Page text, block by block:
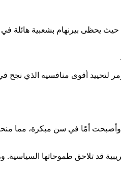
يحظى بيرنهام بشعبية هائلة
لتحييد أقوى منافسيه الذي
أمًا في سن مبكرة، مما منحها
قد تلاحق طموحاتها السياسية.